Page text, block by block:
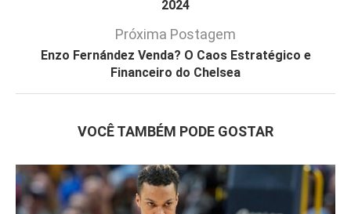
2024
Próxima Postagem
Enzo Fernández Venda? O Caos Estratégico e
Financeiro do Chelsea
VOCÊ TAMBÉM PODE GOSTAR